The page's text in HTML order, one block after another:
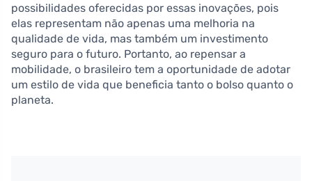
possibilidades oferecidas por essas inovações, pois
elas representam não apenas uma melhoria na
qualidade de vida, mas também um investimento
seguro para o futuro. Portanto, ao repensar a
mobilidade, o brasileiro tem a oportunidade de adotar
um estilo de vida que beneficia tanto o bolso quanto o
planeta.